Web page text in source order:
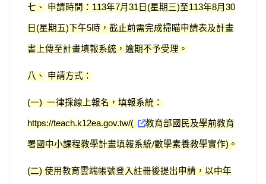
七、 申請時間：113年7月31日(星期三)至113年8月30
日(星期五)下午5時，截止前需完成掃瞄申請表及計畫
書上傳至計畫填報系統，逾期不予受理。
八、 申請方式：
(一) 一律採線上報名，填報系統：
https://teach.k12ea.gov.tw/(
教育部國民及學前教育
署國中小課程教學計畫填報系統/數學素養教學實作)。
(二) 使用教育雲端帳號登入註冊後提出申請，以中年